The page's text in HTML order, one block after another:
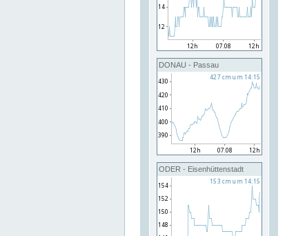
DONAU - Passau
ODER - Eisenhüttenstadt